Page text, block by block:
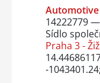
Automotive
14222779
Sídlo
Praha 3 -
-